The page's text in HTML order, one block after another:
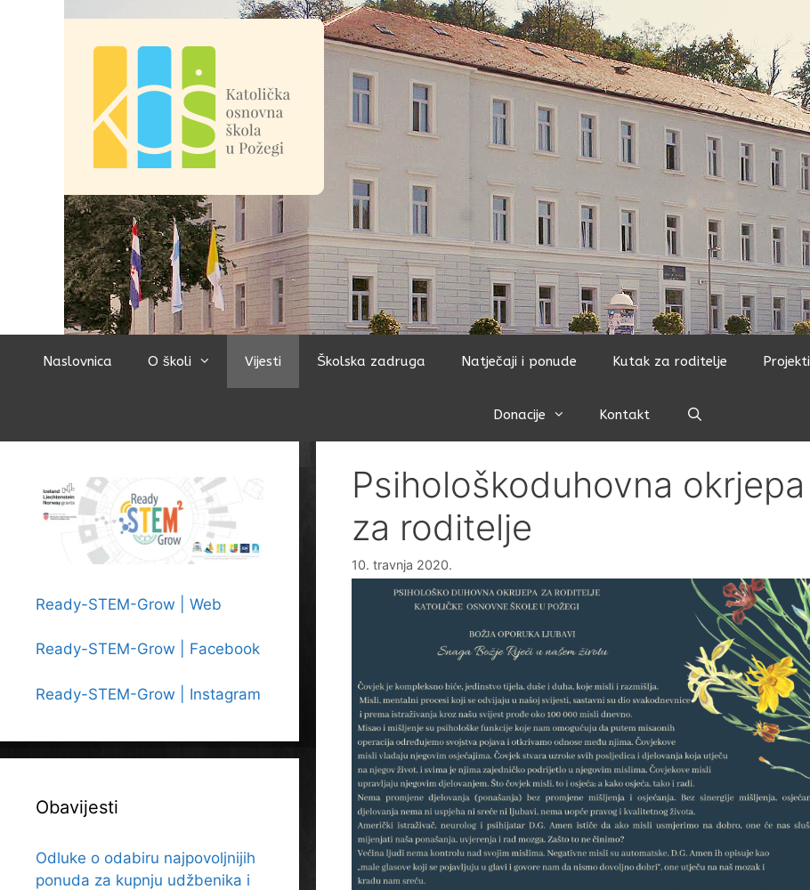
Naslovnica O školi Vijesti Školska zadruga Natječaji i ponude Kutak za roditelje Projekti
Donacije Kontakt
Psihološkoduhovna okrjepa
za roditelje
10. travnja 2020.
Ready-STEM-Grow | Web
Ready-STEM-Grow | Facebook
Ready-STEM-Grow | Instagram
Obavijesti
Odluke o odabiru najpovoljnijih
ponuda za kupnju udžbenika i